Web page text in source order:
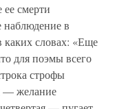
ее смерти
наблюдение в
каких словах: «Еще
для поэмы всего
строфы
— желание